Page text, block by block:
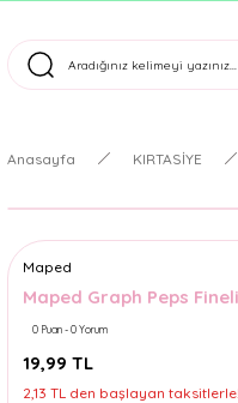
Tüm
Anasayfa KIRTASİYE
Maped
Maped Graph Peps
0 Puan - 0 Yorum
19,99 TL
2,13 TL den başlayan taksitlerle!